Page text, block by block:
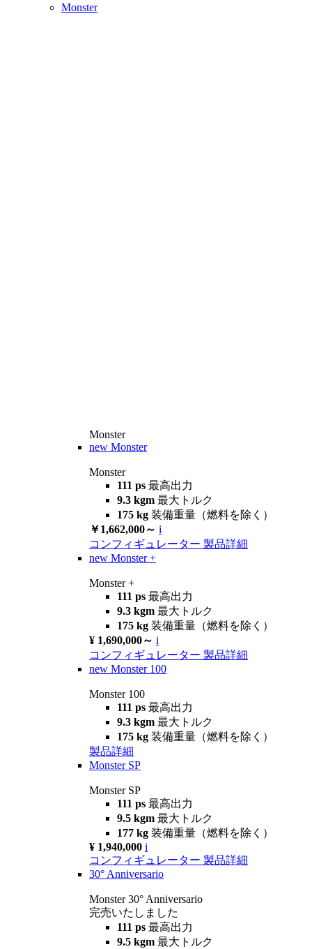
Monster
Monster
new Monster
Monster
111 ps 最高出力
9.3 kgm 最大トルク
175 kg 装備重量（燃料を除く）
￥1,662,000～ i
コンフィギュレーター 製品詳細
new Monster +
Monster +
111 ps 最高出力
9.3 kgm 最大トルク
175 kg 装備重量（燃料を除く）
¥ 1,690,000～ i
コンフィギュレーター 製品詳細
new Monster 100
Monster 100
111 ps 最高出力
9.3 kgm 最大トルク
175 kg 装備重量（燃料を除く）
製品詳細
Monster SP
Monster SP
111 ps 最高出力
9.5 kgm 最大トルク
177 kg 装備重量（燃料を除く）
¥ 1,940,000 i
コンフィギュレーター 製品詳細
30° Anniversario
Monster 30° Anniversario
完売いたしました
111 ps 最高出力
9.5 kgm 最大トルク